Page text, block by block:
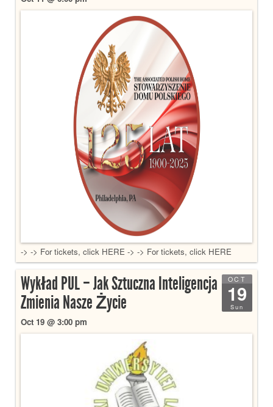
-> -> For tickets, click HERE -> -> For tickets, click HERE
OCT
19
Sun
Wykład PUL – Jak Sztuczna Inteligencja
Zmienia Nasze Życie
Oct 19 @ 3:00 pm